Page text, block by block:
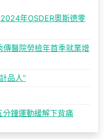
年OSDER奧斯德零
醫院勞檢年首季就業增
品人”
鐘運動緩解下背痛